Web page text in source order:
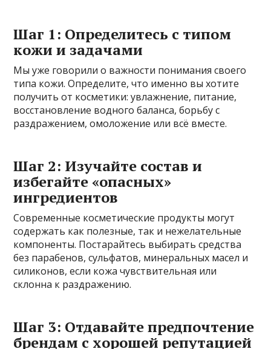
Шаг 1: Определитесь с типом
кожи и задачами
Мы уже говорили о важности понимания своего
типа кожи. Определите, что именно вы хотите
получить от косметики: увлажнение, питание,
восстановление водного баланса, борьбу с
раздражением, омоложение или всё вместе.
Шаг 2: Изучайте состав и
избегайте «опасных»
ингредиентов
Современные косметические продукты могут
содержать как полезные, так и нежелательные
компоненты. Постарайтесь выбирать средства
без парабенов, сульфатов, минеральных масел и
силиконов, если кожа чувствительная или
склонна к раздражению.
Шаг 3: Отдавайте предпочтение
брендам с хорошей репутацией